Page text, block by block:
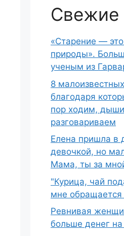
Свежие
«Старение —
природы».
ученым из
8
благодаря
пор ходим,
разговариваем
Елена пришла в
девочкой, но
Мама, ты за
"Курица, чай
мне
Ревнивая
больше денег